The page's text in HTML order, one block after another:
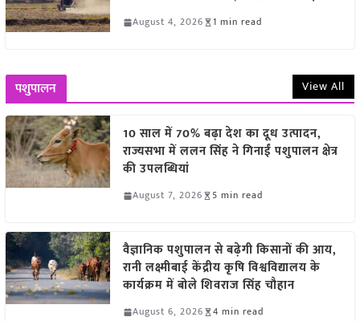
August 4, 2026 1 min read
पशुपालन View All
10 साल में 70% बढ़ा देश का दूध उत्पादन,
राज्यसभा में ललन सिंह ने गिनाईं पशुपालन क्षेत्र
की उपलब्धियां
August 7, 2026 5 min read
वैज्ञानिक पशुपालन से बढ़ेगी किसानों की आय,
रानी लक्ष्मीबाई केंद्रीय कृषि विश्वविद्यालय के
कार्यक्रम में बोले शिवराज सिंह चौहान
August 6, 2026 4 min read